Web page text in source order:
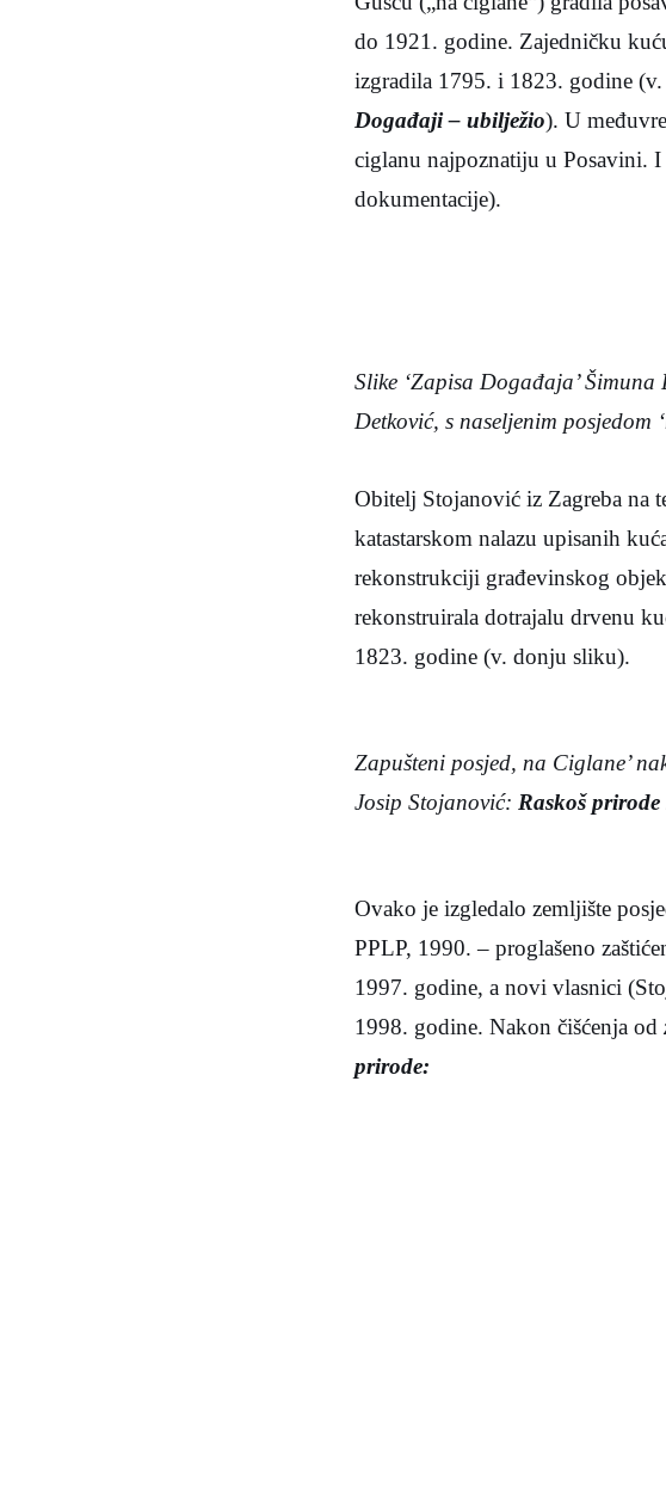
do 1921. godine. Zajedničku
izgradila 1795. i 1823. godine
Događaji – ubilježio). U
ciglanu najpoznatiju u Posavini.
dokumentacije).
Slike ‘Zapisa Događaja’
Detković, s naseljenim
Obitelj Stojanović iz Zagreba na
katastarskom nalazu upisanih
rekonstrukciji građevinskog
rekonstruirala dotrajalu drvenu
1823. godine (v. donju sliku).
Zapušteni posjed, na Ciglane’
Josip Stojanović: Raskoš prirode
Ovako je izgledalo zemljište
PPLP, 1990. – proglašeno
1997. godine, a novi vlasnici
1998. godine. Nakon čišćenja od
prirode: